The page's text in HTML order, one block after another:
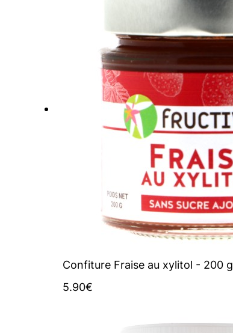
Confiture Fraise au xylitol - 200 g
5.90€